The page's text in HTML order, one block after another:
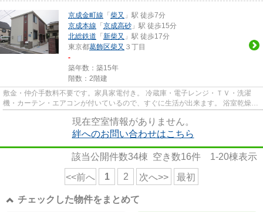
京成金町線 「 柴又 」駅 徒歩7分
京成本線 「 京成高砂 」駅 徒歩15分
北総鉄道 「 新柴又 」駅 徒歩17分
東京都葛飾区柴又 ３丁目
-
築年数：築15年
階数：2階建
敷金・仲介手数料不要です。家具家電付き。 冷蔵庫・電子レンジ・ＴＶ・洗濯
機・カーテン・エアコンが付いているので、すぐに生活が出来ます。 浴室乾燥機
現在空室情報がありません。
絆へのお問い合わせはこちら
該当公開件数34棟 空き数16件 1-20棟表示
<<前へ 1 2 次へ>> 最初
チェックした物件をまとめて